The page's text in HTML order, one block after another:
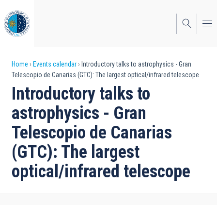
to
main
content
Breadcrumb
Home Events calendar
Introductory talks to astrophysics - Gran
Telescopio de Canarias (GTC): The largest optical/infrared telescope
Introductory talks to
astrophysics - Gran
Telescopio de Canarias
(GTC): The largest
optical/infrared telescope